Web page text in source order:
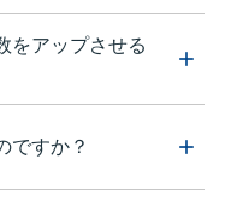
をアップさせる
ですか？